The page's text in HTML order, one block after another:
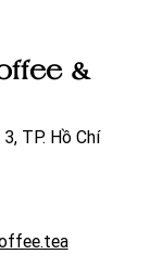
&
TP. Hồ Chí